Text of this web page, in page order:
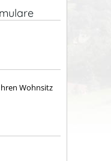
Wohnsitz